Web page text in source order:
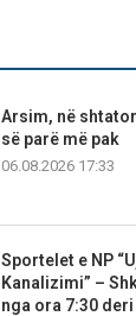
Arsim, në
së parë më pak
06.08.2026 17:33
Sportelet e NP
Kanalizimi” –
nga ora 7:30